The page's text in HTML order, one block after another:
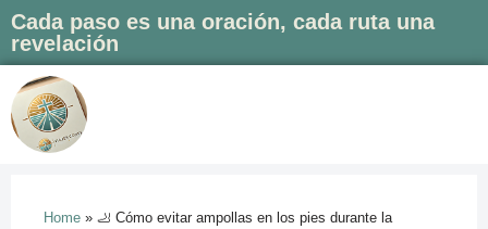
al
contenido
Cada paso es una oración, cada ruta una
revelación
Home » 🦶 Cómo evitar ampollas en los pies durante la